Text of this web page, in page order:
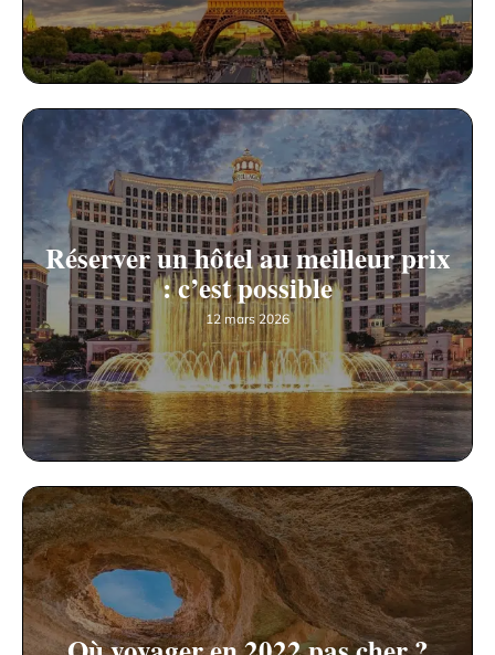
Réserver un hôtel au meilleur prix
: c’est possible
12 mars 2026